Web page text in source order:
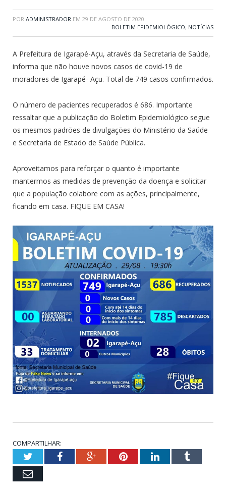
POR ADMINISTRADOR EM 29 DE AGOSTO DE 2020
BOLETIM EPIDEMIOLÓGICO, NOTÍCIAS
A Prefeitura de Igarapé-Açu, através da Secretaria de Saúde,
informa que não houve novos casos de covid-19 de
moradores de Igarapé- Açu. Total de 749 casos confirmados.
O número de pacientes recuperados é 686. Importante
ressaltar que a publicação do Boletim Epidemiológico segue
os mesmos padrões de divulgações do Ministério da Saúde
e Secretaria de Estado de Saúde Pública.
Aproveitamos para reforçar o quanto é importante
mantermos as medidas de prevenção da doença e solicitar
que a população colabore com as ações, principalmente,
ficando em casa. FIQUE EM CASA!
COMPARTILHAR:
TwitterFacebookGoogle+PinterestLinkedInTumblr
Email